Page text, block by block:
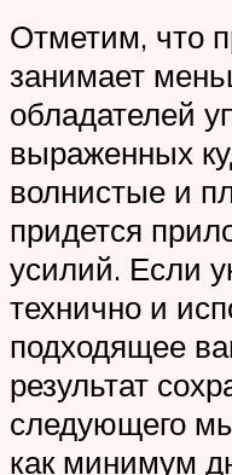
Отметим, что
занимает
обладателей
выраженных
волнистые и
придется
усилий. Если
технично и
подходящее
результат
следующего
как минимум